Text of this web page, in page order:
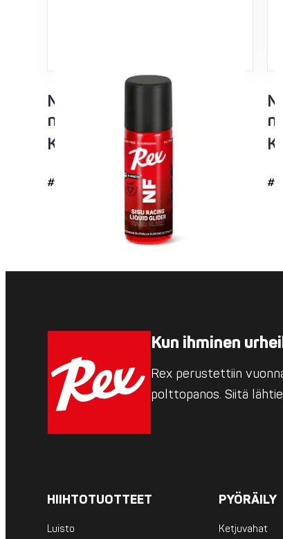
NF Sisu Hard Black
nesteluisto 60ml
Kaikki lämpötila-alueet
#4726
Kun ihminen
Rex perustettiin
polttopanos. Siitä
HIIHTOTUOTTEET
Luisto
PYÖRÄILY
Ketjuvahat